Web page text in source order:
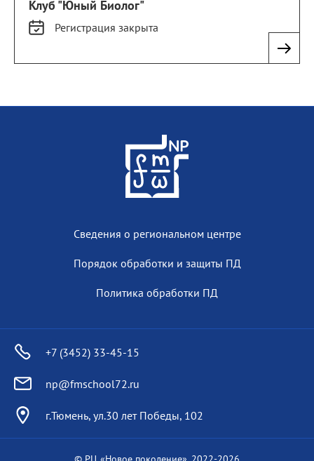
Клуб "Юный Биолог"
Регистрация закрыта
Сведения о региональном центре
Порядок обработки и защиты ПД
Политика обработки ПД
+7 (3452) 33-45-15
np@fmschool72.ru
г.Тюмень, ул.30 лет Победы, 102